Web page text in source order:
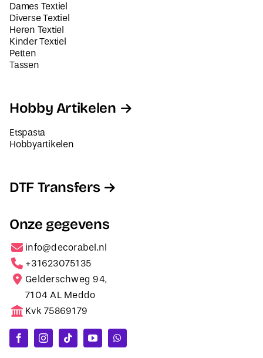
Dames Textiel
Diverse Textiel
Heren Textiel
Kinder Textiel
Petten
Tassen
Hobby Artikelen
Etspasta
Hobbyartikelen
DTF Transfers
Onze gegevens
info@decorabel.nl
+31623075135
Gelderschweg 94,
7104 AL Meddo
Kvk 75869179